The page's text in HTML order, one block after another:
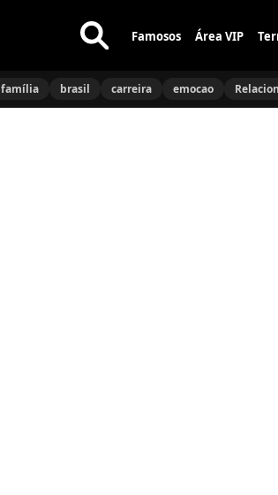
Buscar
no
Famosos Área VIP
família brasil carreira emocao